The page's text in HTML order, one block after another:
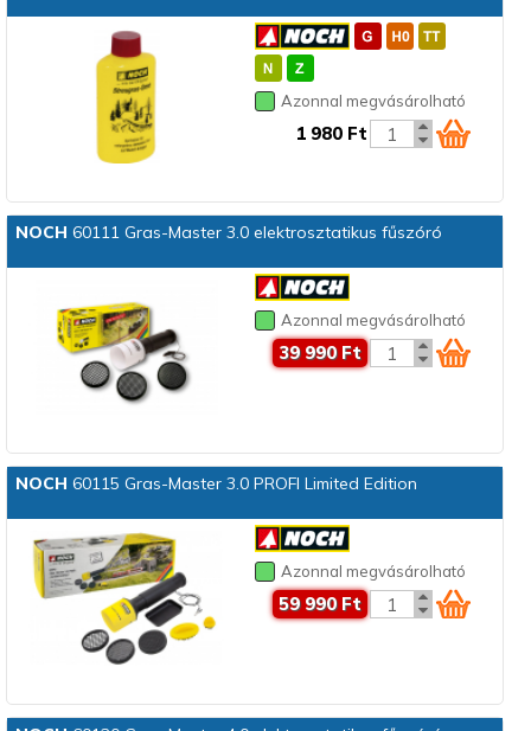
Azonnal megvásárolható
1 980 Ft
NOCH 60111 Gras-Master 3.0 elektrosztatikus fűszóró
Azonnal megvásárolható
39 990 Ft
NOCH 60115 Gras-Master 3.0 PROFI Limited Edition
Azonnal megvásárolható
59 990 Ft